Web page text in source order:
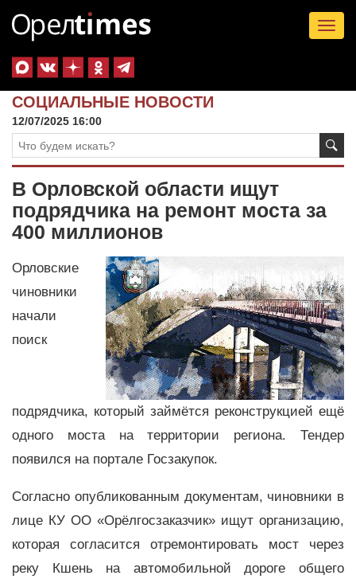
СОЦИАЛЬНЫЕ НОВОСТИ
12/07/2025 16:00
В Орловской области ищут
подрядчика на ремонт моста за
400 миллионов
Орловские
чиновники
начали
поиск
подрядчика, который займётся реконструкцией ещё
одного моста на территории региона. Тендер
появился на портале Госзакупок.
Согласно опубликованным документам, чиновники в
лице КУ ОО «Орёлгосзаказчик» ищут организацию,
которая согласится отремонтировать мост через
реку Кшень на автомобильной дороге общего